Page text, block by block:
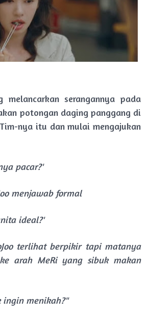
melancarkan serangannya pada
potongan daging panggang di
nya itu dan mulai mengajukan
pacar?'
menjawab formal
ideal?'
terlihat berpikir tapi matanya
arah MeRi yang sibuk makan
ingin menikah?"